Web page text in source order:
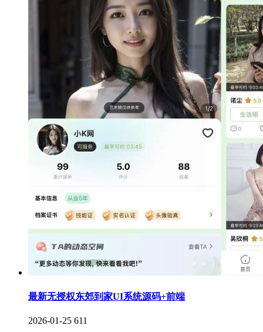
最新无授权东郊到家UI系统源码+前端
2026-01-25 611